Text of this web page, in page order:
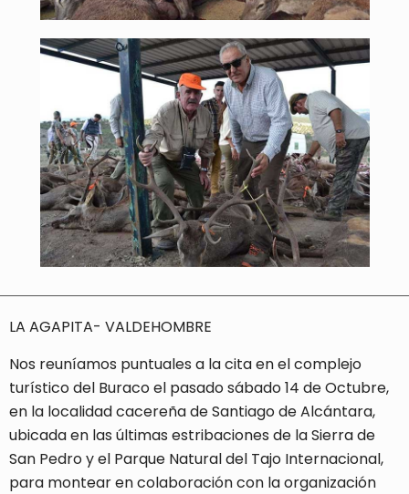
LA AGAPITA- VALDEHOMBRE
Nos reuníamos puntuales a la cita en el complejo
turístico del Buraco el pasado sábado 14 de Octubre,
en la localidad cacereña de Santiago de Alcántara,
ubicada en las últimas estribaciones de la Sierra de
San Pedro y el Parque Natural del Tajo Internacional,
para montear en colaboración con la organización